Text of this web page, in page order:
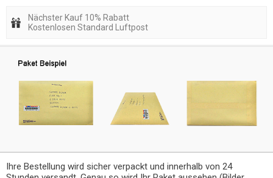
Nächster Kauf 10% Rabatt
Kostenlosen Standard Luftpost
Ihre Bestellung wird sicher verpackt und innerhalb von 24